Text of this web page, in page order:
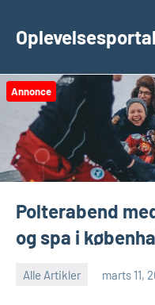
Annonce
Polterabend
og spa i
Alle Artikler marts 11,